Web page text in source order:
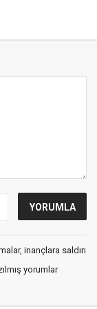
inançlara saldırı
yorumlar